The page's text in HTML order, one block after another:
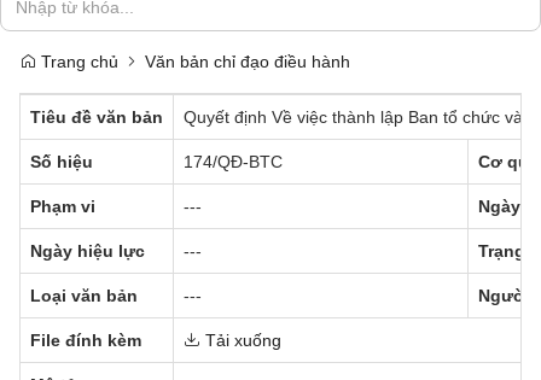
Trang chủ Văn bản chỉ đạo điều hành
Tiêu đề văn bản Quyết định Về việc thành lập Ban tổ chức và
Số hiệu 174/QĐ-BTC Cơ
Phạm vi --- Ngày
Ngày hiệu lực --- Trạng
Loại văn bản --- Người
File đính kèm Tải xuống